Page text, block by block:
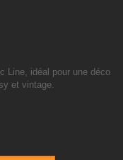
Line, idéal pour une déco
et vintage.